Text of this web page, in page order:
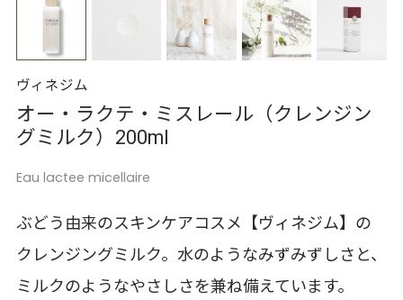
ヴィネジム
オー・ラクテ・ミスレール（クレンジン
グミルク）200ml
Eau lactee micellaire
ぶどう由来のスキンケアコスメ【ヴィネジム】の
クレンジングミルク。水のようなみずみずしさと、
ミルクのようなやさしさを兼ね備えています。